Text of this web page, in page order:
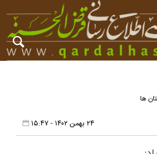
ها
۲۴ بهمن ۱۴۰۲ - ۱۵:۴۷